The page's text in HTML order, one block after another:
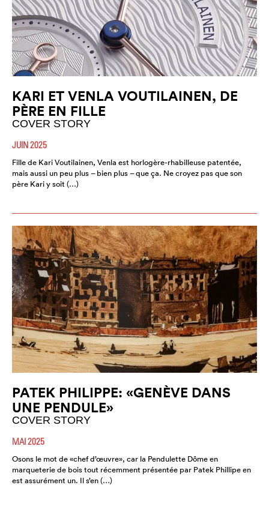
KARI ET VENLA VOUTILAINEN, DE
PÈRE EN FILLE
COVER STORY
JUIN 2025
Fille de Kari Voutilainen, Venla est horlogère-rhabilleuse patentée,
mais aussi un peu plus – bien plus – que ça. Ne croyez pas que son
père Kari y soit (…)
PATEK PHILIPPE: «GENÈVE DANS
UNE PENDULE»
COVER STORY
MAI 2025
Osons le mot de «chef d’œuvre», car la Pendulette Dôme en
marqueterie de bois tout récemment présentée par Patek Phillipe en
est assurément un. Il s’en (…)